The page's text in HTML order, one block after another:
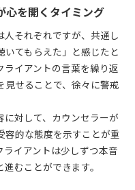
心を開くタイミング
人それぞれですが、共通し
いてもらえた」と感じたと
ライアントの言葉を繰り返
見せることで、徐々に警戒
に対して、カウンセラーが
容的な態度を示すことが重
イアントは少しずつ本音
むことができます。